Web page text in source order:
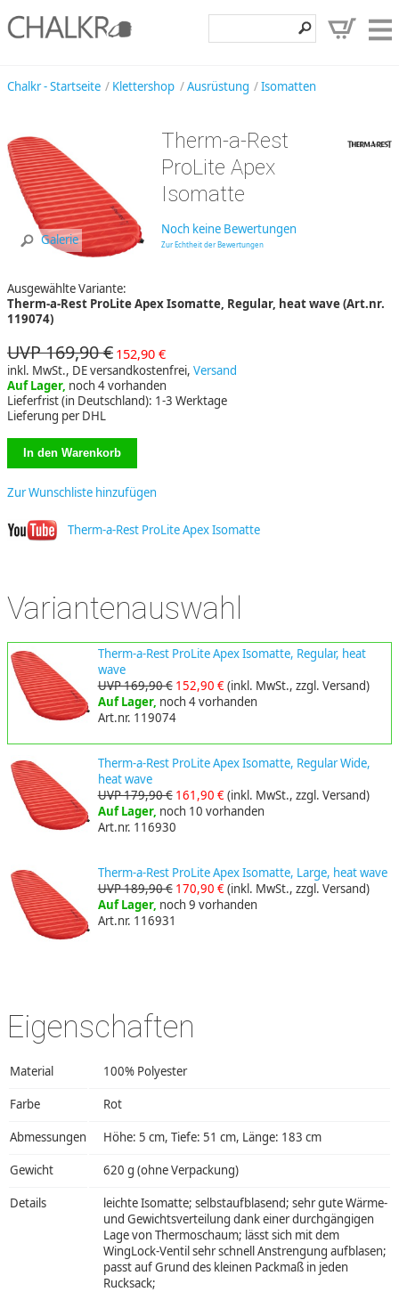
Klettershop
Entdecken
Hilfe, Kontakt
Chalkr - Startseite Klettershop Ausrüstung Isomatten
Galerie
Therm-a-Rest
ProLite Apex
Isomatte
Noch keine Bewertungen
Zur Echtheit der Bewertungen
Ausgewählte Variante:
Therm-a-Rest ProLite Apex Isomatte, Regular, heat wave (Art.nr.
119074)
UVP 169,90 € 152,90 €
inkl. MwSt., DE versandkostenfrei, Versand
Auf Lager, noch 4 vorhanden
Lieferfrist (in Deutschland): 1-3 Werktage
Lieferung per DHL
Zur Wunschliste hinzufügen
Therm-a-Rest ProLite Apex Isomatte
Variantenauswahl
Therm-a-Rest ProLite Apex Isomatte, Regular, heat
wave
UVP 169,90 € 152,90 €(inkl. MwSt., zzgl. Versand)
Auf Lager, noch 4 vorhanden
Art.nr. 119074
Therm-a-Rest ProLite Apex Isomatte, Regular Wide,
heat wave
UVP 179,90 € 161,90 €(inkl. MwSt., zzgl. Versand)
Auf Lager, noch 10 vorhanden
Art.nr. 116930
Therm-a-Rest ProLite Apex Isomatte, Large, heat wave
UVP 189,90 € 170,90 €(inkl. MwSt., zzgl. Versand)
Auf Lager, noch 9 vorhanden
Art.nr. 116931
Eigenschaften
Material 100% Polyester
Farbe Rot
Abmessungen Höhe: 5 cm, Tiefe: 51 cm, Länge: 183 cm
Gewicht 620 g (ohne Verpackung)
Details
leichte Isomatte; selbstaufblasend; sehr gute Wärme-
und Gewichtsverteilung dank einer durchgängigen
Lage von Thermoschaum; lässt sich mit dem
WingLock-Ventil sehr schnell Anstrengung aufblasen;
passt auf Grund des kleinen Packmaß in jeden
Rucksack;